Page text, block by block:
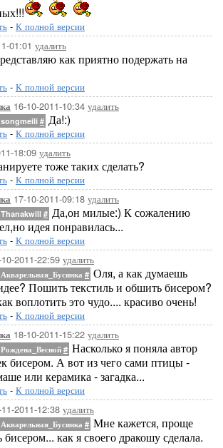
- К полной версии
01:01 удалить
как приятно подержать на
- К полной версии
16-10-2011-10:34 удалить
songmeili # Да!:)
- К полной версии
18:09 удалить
тоже таких сделать?
- К полной версии
17-10-2011-09:18 удалить
Thanakwill # Да,он милые:) К сожалению
идея понравилась...
- К полной версии
2011-22:59 удалить
# Оля, а как думаешь
Пошить текстиль и обшить бисером?
воплотить это чудо.... красиво очень!
- К полной версии
18-10-2011-15:22 удалить
# Насколько я поняла автор
бисером. А вот из чего сами птицы -
или керамика - загадка...
- К полной версии
2011-12:38 удалить
# Мне кажется, проще
как я своего дракошу сделала.